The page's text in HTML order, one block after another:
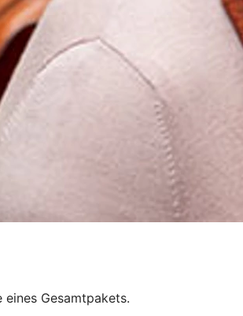
Gesamtpakets.